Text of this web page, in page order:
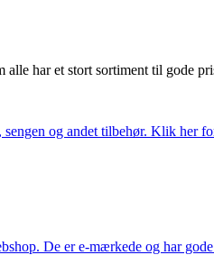
alle har et stort sortiment til gode
og andet tilbehør. Klik her
De er e-mærkede og har